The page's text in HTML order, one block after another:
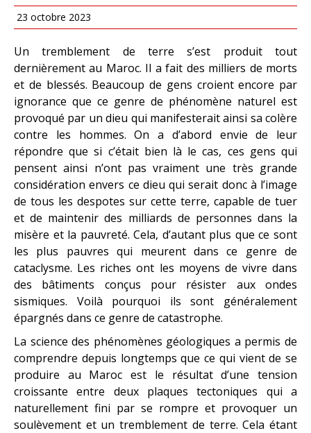
23 octobre 2023
Un tremblement de terre s’est produit tout
dernièrement au Maroc. Il a fait des milliers de morts
et de blessés. Beaucoup de gens croient encore par
ignorance que ce genre de phénomène naturel est
provoqué par un dieu qui manifesterait ainsi sa colère
contre les hommes. On a d’abord envie de leur
répondre que si c’était bien là le cas, ces gens qui
pensent ainsi n’ont pas vraiment une très grande
considération envers ce dieu qui serait donc à l’image
de tous les despotes sur cette terre, capable de tuer
et de maintenir des milliards de personnes dans la
misère et la pauvreté. Cela, d’autant plus que ce sont
les plus pauvres qui meurent dans ce genre de
cataclysme. Les riches ont les moyens de vivre dans
des bâtiments conçus pour résister aux ondes
sismiques. Voilà pourquoi ils sont généralement
épargnés dans ce genre de catastrophe.
La science des phénomènes géologiques a permis de
comprendre depuis longtemps que ce qui vient de se
produire au Maroc est le résultat d’une tension
croissante entre deux plaques tectoniques qui a
naturellement fini par se rompre et provoquer un
soulèvement et un tremblement de terre. Cela étant